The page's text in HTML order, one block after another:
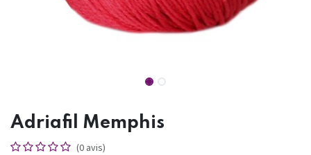
Adriafil Memphis
(0 avis)